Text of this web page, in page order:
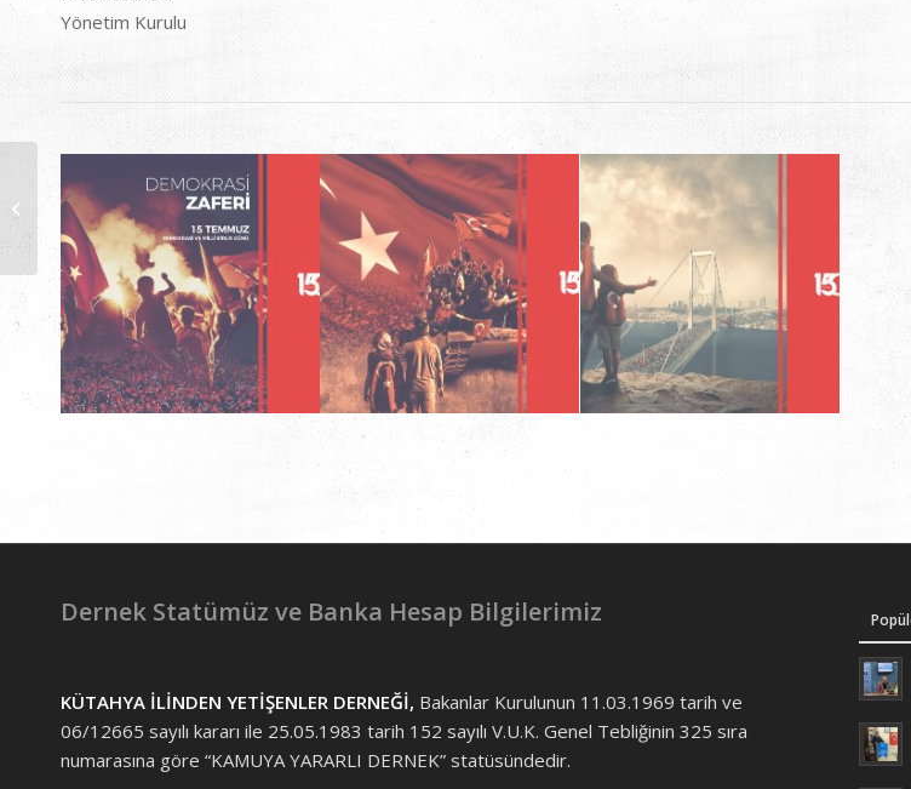
Yönetim Kurulu
15 Temmuz
Dernek Statümüz ve Banka Hesap Bilgilerimiz
KÜTAHYA İLİNDEN YETİŞENLER DERNEĞİ, Bakanlar Kurulunun 11.03.1969 tarih ve
06/12665 sayılı kararı ile 25.05.1983 tarih 152 sayılı V.U.K. Genel Tebliğinin 325 sıra
numarasına göre “KAMUYA YARARLI DERNEK” statüsündedir.
Mentörlük Projesi
Kapsamında Kütahya
Necip Fazıl Kısakürek
Anadolu Lisesi...